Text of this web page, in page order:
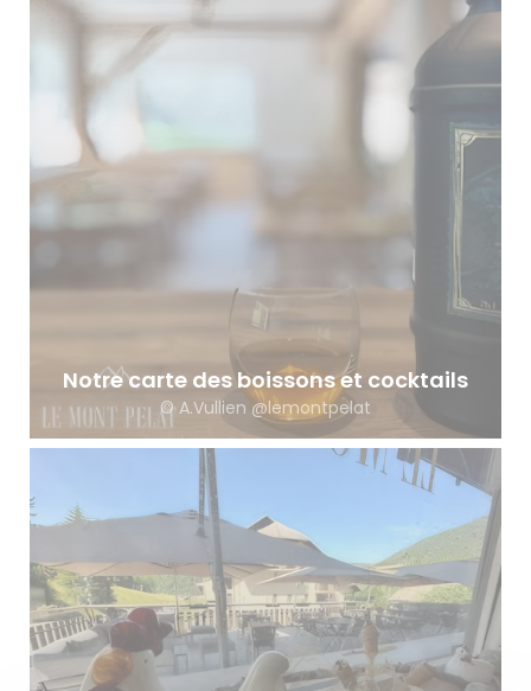
Notre carte des boissons et cocktails
© A.Vullien @lemontpelat